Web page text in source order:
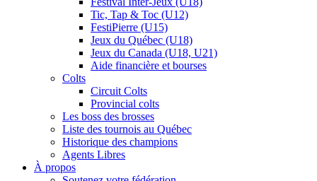
Tic, Tap & Toc (U12)
FestiPierre (U15)
Jeux du Québec (U18)
Jeux du Canada (U18, U21)
Aide financière et bourses
Colts
Circuit Colts
Provincial colts
Les boss des brosses
Liste des tournois au Québec
Historique des champions
Agents Libres
À propos